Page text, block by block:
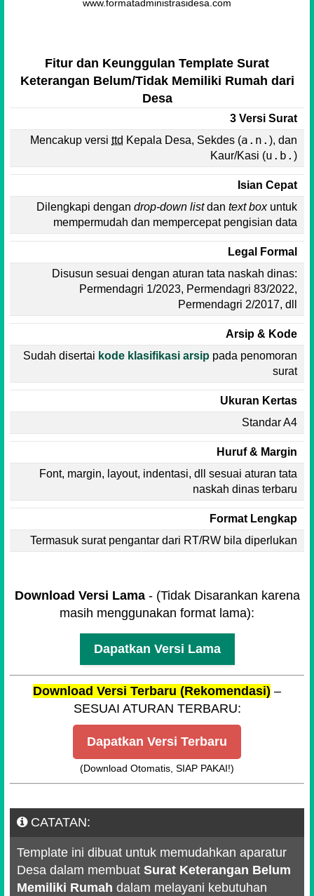
www.formatadministrasidesa.com
Fitur dan Keunggulan Template Surat
Keterangan Belum/Tidak Memiliki Rumah dari
Desa
3 Versi Surat
Mencakup versi ttd Kepala Desa, Sekdes (a.n. ), dan
Kaur/Kasi (u.b. )
Isian Cepat
Dilengkapi dengan drop-down listdan text boxuntuk
mempermudah dan mempercepat pengisian data
Legal Formal
Disusun sesuai dengan aturan tata naskah dinas:
Permendagri 1/2023, Permendagri 83/2022,
Permendagri 2/2017, dll
Arsip & Kode
Sudah disertai kode klasifikasi arsip pada penomoran
surat
Ukuran Kertas
Standar A4
Huruf & Margin
Font, margin, layout, indentasi, dll sesuai aturan tata
naskah dinas terbaru
Format Lengkap
Termasuk surat pengantar dari RT/RW bila diperlukan
Download Versi Lama- (Tidak Disarankan karena
masih menggunakan format lama):
Dapatkan Versi Lama
Download Versi Terbaru (Rekomendasi) –
SESUAI ATURAN TERBARU:
Dapatkan Versi Terbaru
(Download Otomatis, SIAP PAKAI!)
CATATAN:
Template ini dibuat untuk memudahkan aparatur
Desa dalam membuat Surat Keterangan Belum
Memiliki Rumah dalam melayani kebutuhan